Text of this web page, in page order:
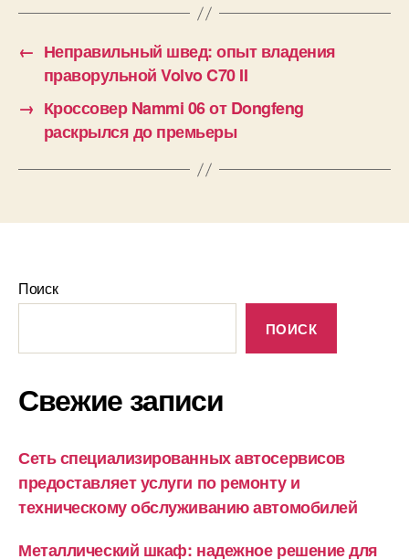
← Неправильный швед: опыт владения
праворульной Volvo C70 II
→ Кроссовер Nammi 06 от Dongfeng
раскрылся до премьеры
Поиск
ПОИСК
Свежие записи
Сеть специализированных автосервисов
предоставляет услуги по ремонту и
техническому обслуживанию автомобилей
Металлический шкаф: надежное решение для